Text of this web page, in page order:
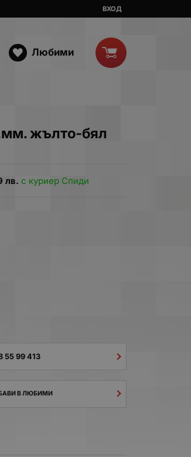
ВХОД
Любими
жълто-бял
лв. с куриер Спиди
55 99 413
В ЛЮБИМИ